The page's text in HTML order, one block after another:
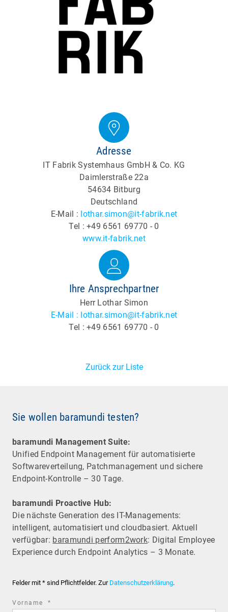
Adresse
IT Fabrik Systemhaus GmbH & Co. KG
Daimlerstraße 22a
54634 Bitburg
Deutschland
E-Mail : lothar.simon@it-fabrik.net
Tel : +49 6561 69770 - 0
www.it-fabrik.net
Ihre Ansprechpartner
Herr Lothar Simon
E-Mail : lothar.simon@it-fabrik.net
Tel : +49 6561 69770 - 0
Zurück zur Liste
Sie wollen baramundi testen?
baramundi Management Suite:
Unified Endpoint Management für automatisierte
Software­verteilung, Patchmanagement und sichere
Endpoint-Kontrolle – 30 Tage.
baramundi Proactive Hub:
Die nächste Generation des IT-Managements:
intelligent, automatisiert und cloudbasiert. Aktuell
verfügbar: baramundi perform2work: Digital Employee
Experience durch Endpoint Analytics – 3 Monate.
Felder mit * sind Pflichtfelder. Zur Datenschutzerklärung.
Vorname *